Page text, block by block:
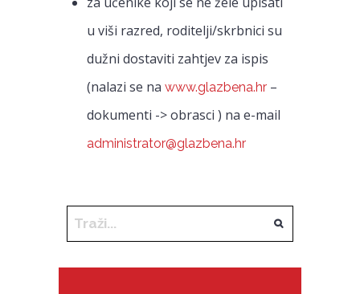
u viši razred, roditelji/skrbnici su
dužni dostaviti zahtjev za ispis
(nalazi se na www.glazbena.hr –
dokumenti -> obrasci ) na e-mail
administrator@glazbena.hr